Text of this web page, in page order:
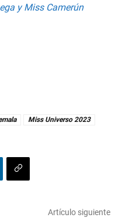
y Miss Camerún
Miss Universo 2023
Artículo siguiente